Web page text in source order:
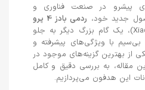
پیشرو در صنعت فناوری و
جدید خود، ردمی بادز 4 پرو
(Xiaomi Redmi Buds 4 Pro)، یک گام بزرگ دیگر به جلو
با ویژگی‌های پیشرفته و
از بهترین گزینه‌های موجود در
مقاله، به بررسی دقیق و کامل
این هدفون می‌پردازیم.